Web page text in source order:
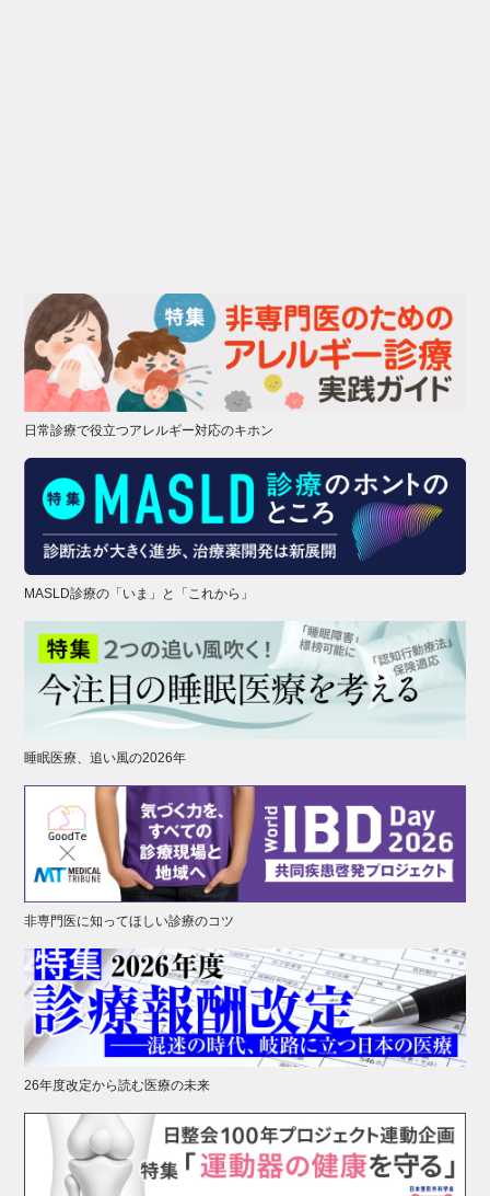
日常診療で役立つアレルギー対応のキホン
MASLD診療の「いま」と「これから」
睡眠医療、追い風の2026年
非専門医に知ってほしい診療のコツ
26年度改定から読む医療の未来